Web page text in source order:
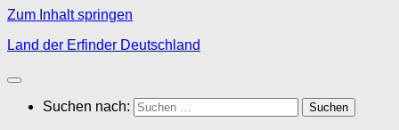
Zum Inhalt springen
Land der Erfinder Deutschland
Suchen nach: